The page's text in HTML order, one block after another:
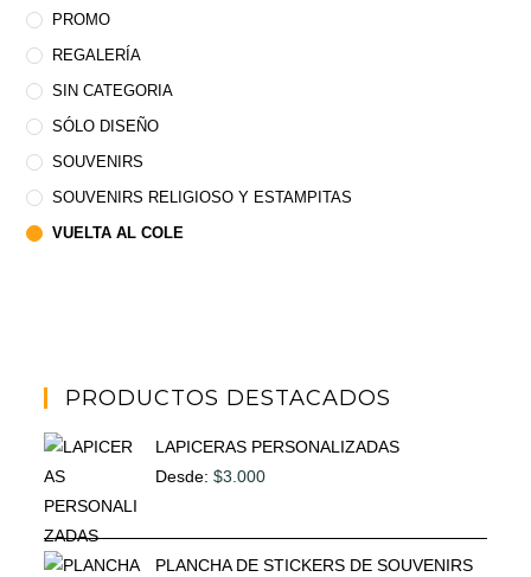
PROMO
REGALERÍA
SIN CATEGORIA
SÓLO DISEÑO
SOUVENIRS
SOUVENIRS RELIGIOSO Y ESTAMPITAS
VUELTA AL COLE
PRODUCTOS DESTACADOS
LAPICERAS PERSONALIZADAS
Desde:$3.000
PLANCHA DE STICKERS DE SOUVENIRS